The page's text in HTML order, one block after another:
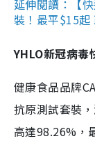
延伸閱讀：【
裝！最平$15起
YHLO新冠病毒
健康食品品牌
抗原測試套裝
高達98.26%，